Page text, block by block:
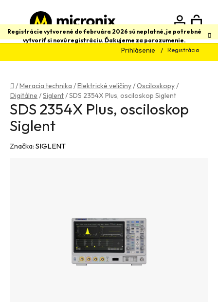
obsah
Registrácie vytvorené do februára 2026 sú neplatné, je potrebné
vytvoriť si novú registráciu. Ďakujeme za porozumenie.
Prihlásenie Registrácia
Hľadať
Domov
/Meracia technika /Elektrické veličiny/Osciloskopy/
Digitálne /Siglent/SDS 2354X Plus, osciloskop Siglent
SDS 2354X Plus, osciloskop
Siglent
Značka: SIGLENT